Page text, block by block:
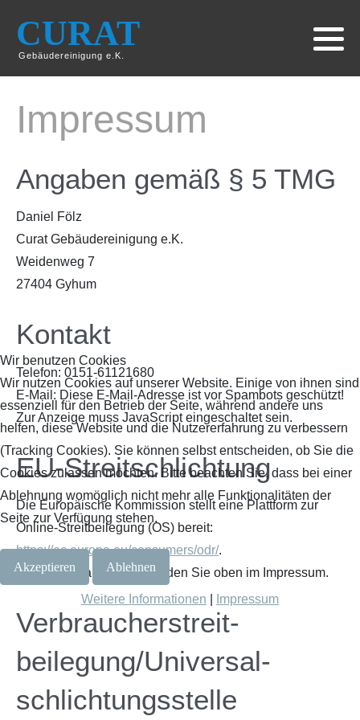
CURAT
Gebäudereinigung e.K.
Impressum
Angaben gemäß § 5 TMG
Daniel Fölz
Curat Gebäudereinigung e.K.
Weidenweg 7
27404 Gyhum
Kontakt
Telefon: 0151-61121680
E-Mail: Diese E-Mail-Adresse ist vor Spambots geschützt!
Zur Anzeige muss JavaScript eingeschaltet sein.
EU-Streitschlichtung
Die Europäische Kommission stellt eine Plattform zur
Online-Streitbeilegung (OS) bereit:
https://ec.europa.eu/consumers/odr/.
Unsere E-Mail-Adresse finden Sie oben im Impressum.
Verbraucher­streit­
beilegung/Universal­
schlichtungs­stelle
Wir benutzen Cookies
Wir nutzen Cookies auf unserer Website. Einige von ihnen sind
essenziell für den Betrieb der Seite, während andere uns
helfen, diese Website und die Nutzererfahrung zu verbessern
(Tracking Cookies). Sie können selbst entscheiden, ob Sie die
Cookies zulassen möchten. Bitte beachten Sie, dass bei einer
Ablehnung womöglich nicht mehr alle Funktionalitäten der
Seite zur Verfügung stehen.
Akzeptieren Ablehnen
Weitere Informationen Impressum